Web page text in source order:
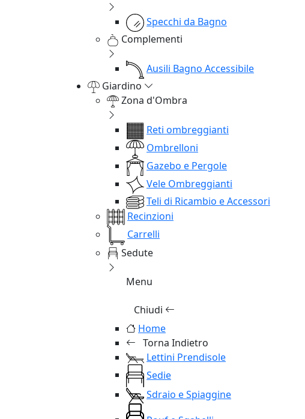
Specchi da Bagno
Complementi
Ausili Bagno Accessibile
Giardino
Zona d'Ombra
Reti ombreggianti
Ombrelloni
Gazebo e Pergole
Vele Ombreggianti
Teli di Ricambio e Accessori
Recinzioni
Carrelli
Sedute
Menu
Chiudi
Home
Torna Indietro
Lettini Prendisole
Sedie
Sdraio e Spiaggine